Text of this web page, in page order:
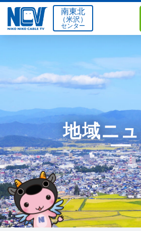
南東北センター（福島）
函館センター
新潟センター
単品料金
お得なセットプラン
料金シミュレーション
サポート
Q&A
センター情報
〒992-0044
山形県米沢市春日四丁目2-75
0238-24-2525
営業時間 9:00～18:00
〒
福
1
南東北
（米沢）
センター
地域ニ